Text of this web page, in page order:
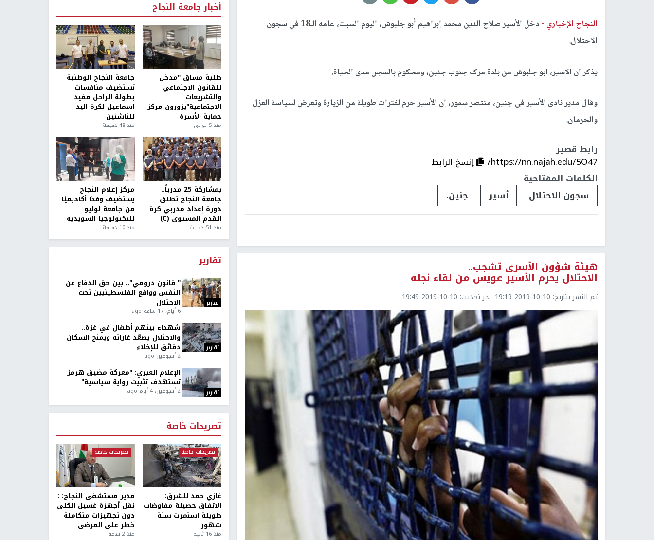
النجاح الإخباري -
دخل الأسير صلاح الدين محمد إبراهيم أبو جلبوش، اليوم السبت، عامه الـ18 في سجون
الاحتلال.
يذكر ان الاسير، ابو جلبوش من بلدة مركه جنوب جنين، ومحكوم بالسجن مدى الحياة.
وقال مدير نادي الأسير في جنين، منتصر سمور، إن الأسير حرم لفترات طويلة من الزيارة وتعرض لسياسة العزل
والحرمان.
رابط قصير
https://nn.najah.edu/5O47/
إنسخ الرابط
الكلمات المفتاحية
سجون الاحتلال
أسير جنين،
هيئة شؤون الأسرى تشجب..
الاحتلال يحرم الأسير عويس من لقاء نجله
تم النشر بتاريخ: 2019-10-10 19:19 اخر تحديث: 2019-10-10 19:49
أخبار جامعة النجاح
طلبة مساق "مدخل
للقانون الاجتماعي
والتشريعات
الاجتماعية"يزورون مركز
حماية الأسرة
منذ 5 ثواني
جامعة النجاح الوطنية
تستضيف منافسات
بطولة الراحل مفيد
اسماعيل لكرة اليد
للناشئين
منذ 48 دقيقة
بمشاركة 25 مدرباً..
جامعة النجاح تطلق
دورة إعداد مدربي كرة
القدم المستوى (C)
منذ 51 دقيقة
مركز إعلام النجاح
يستضيف وفدًا أكاديميًا
من جامعة لوليو
للتكنولوجيا السويدية
منذ 10 دقيقة
تقارير
تقارير
" قانون درومي".. بين حق الدفاع عن
النفس وواقع الفلسطينيين تحت
الاحتلال
6 أيام، 17 ساعة ago
تقارير
شهداء بينهم أطفال في غزة..
والاحتلال يصعّد غاراته ويمنح السكان
دقائق للإخلاء
2 أسبوعين ago
تقارير
الإعلام العبري: "معركة مضيق هرمز
تستهدف تثبيت رواية سياسية"
2 أسبوعين، 4 أيام ago
تصريحات خاصة
تصريحات خاصة
غازي حمد للشرق:
الاتفاق حصيلة مفاوضات
طويلة استمرت ستة
شهور
منذ 16 ثانية
تصريحات خاصة
مدير مستشفى النجاح: :
نقل أجهزة غسيل الكلى
دون تجهيزات متكاملة
خطر على المرضى
منذ 2 ساعة